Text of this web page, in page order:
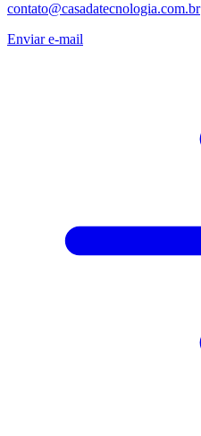
contato@casadatecnologia.com.br
Enviar e-mail